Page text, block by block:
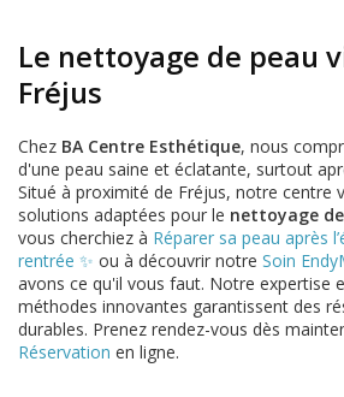
Le nettoyage de peau
Fréjus
Chez BA Centre Esthétique, nous
d'une peau saine et éclatante, surtout
Situé à proximité de Fréjus, notre centre
solutions adaptées pour le nettoyage
vous cherchiez à Réparer sa peau après
rentrée ✨ ou à découvrir notre Soin
avons ce qu'il vous faut. Notre expertise
méthodes innovantes garantissent des
durables. Prenez rendez-vous dès
Réservation en ligne.